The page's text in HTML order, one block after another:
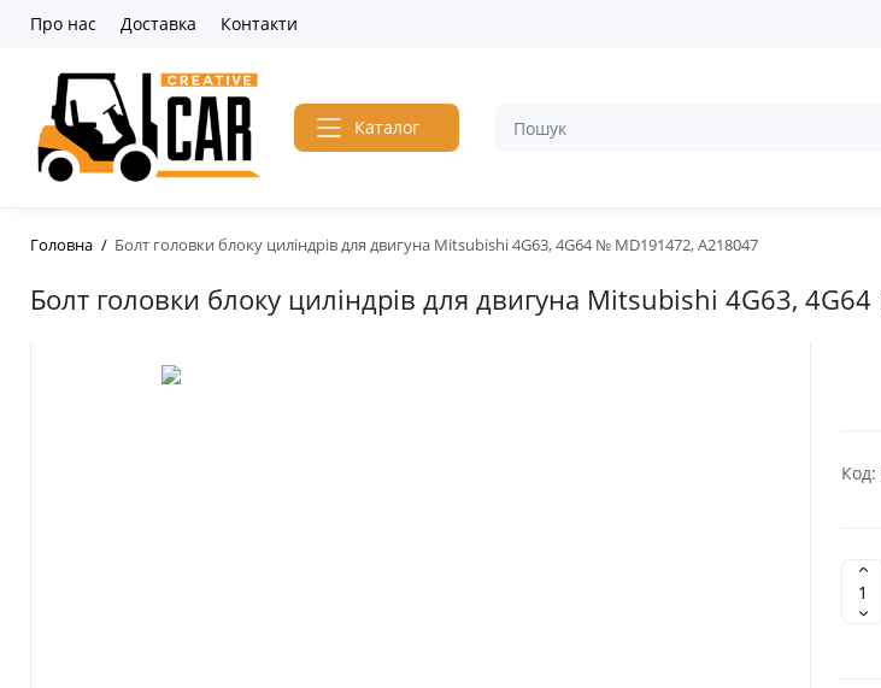
Про нас Доставка Контакти
Каталог
Головна Болт головки блоку циліндрів для двигуна Mitsubishi 4G63, 4G64 № MD191472, A218047
Болт головки блоку циліндрів для двигуна Mitsubishi 4G63,
Код: